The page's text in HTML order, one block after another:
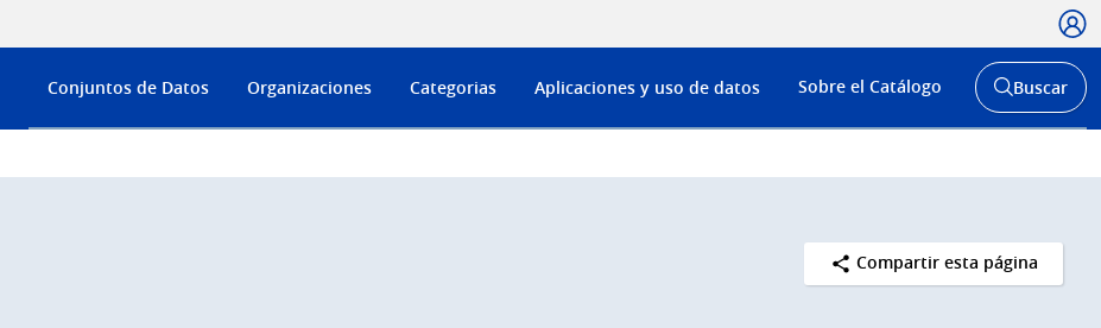
Menú
de
Conjuntos de Datos Organizaciones Categorias Aplicaciones y uso de datos Sobre el Catálogo
Abrir
buscador
Buscar
Compartir esta página